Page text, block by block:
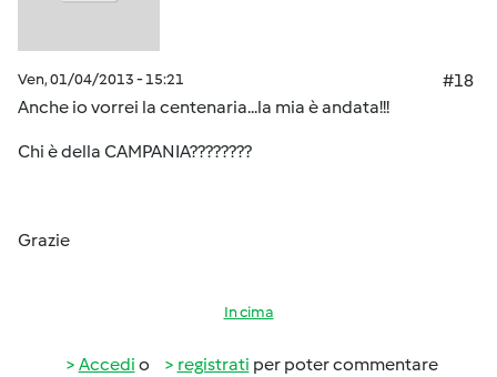
Ven, 01/04/2013 - 15:21
#18
Anche io vorrei la centenaria...la mia è andata!!!
Chi è della CAMPANIA????????
Grazie
In cima
Accedi o registrati per poter commentare